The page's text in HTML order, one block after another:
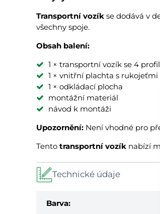
Transportní vozík se dodává v
všechny spoje.
Obsah balení:
1 × transportní vozík se 4
1 × vnitřní plachta s rukojeťmi
1 × odkládací plocha
montážní materiál
návod k montáži
Upozornění: Není vhodné pro
Tento transportní vozík nabízí
Technické údaje
Barva: